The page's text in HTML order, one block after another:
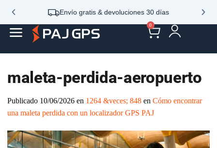
Envío gratis & devoluciones 30 días
0
maleta-perdida-aeropuerto
Publicado10/06/2026 en1264 &veces; 848enCómo
encontrar una maleta perdida con un localizador GPS PAJ